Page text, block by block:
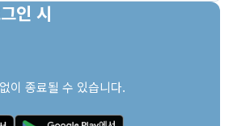
인 시
이 종료될 수 있습니다.